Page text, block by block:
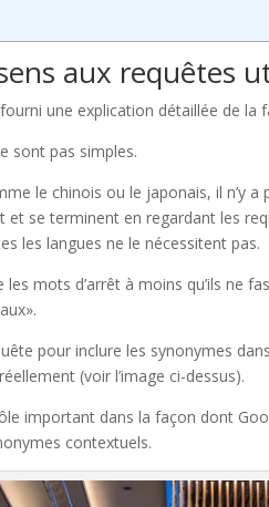
aux requêtes
une explication détaillée de
sont pas simples.
le chinois ou le japonais, il n’y
se terminent en regardant les
les langues ne le nécessitent pas.
les mots d’arrêt à moins qu’ils ne
pour inclure les synonymes
(voir l’image ci-dessus).
important dans la façon dont
contextuels.